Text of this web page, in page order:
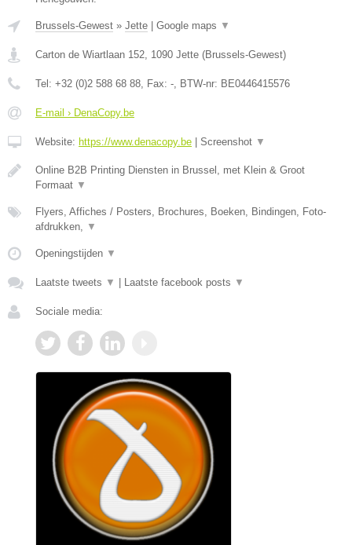
Brussels-Gewest » Jette | Google maps ▼
Carton de Wiartlaan 152 1090 Jette (Brussels-Gewest)
Tel: +32 (0)2 588 68 88 , Fax: - , BTW-nr: BE0446415576
E-mail › DenaCopy.be
Website: https://www.denacopy.be | Screenshot ▼
Online B2B Printing Diensten in Brussel, met Klein & Groot
Formaat ▼
Flyers, Affiches / Posters, Brochures, Boeken, Bindingen, Foto-
afdrukken,
▼
Openingstijden ▼
Laatste tweets ▼ | Laatste facebook posts ▼
Sociale media: